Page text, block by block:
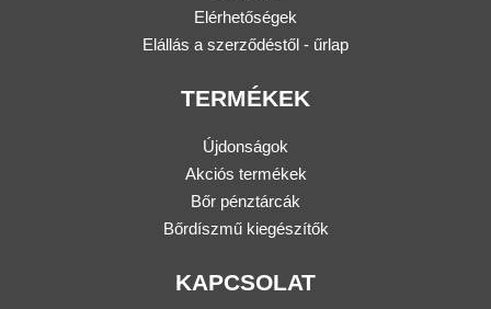
Elérhetőségek
Elállás a szerződéstől - űrlap
TERMÉKEK
Újdonságok
Akciós termékek
Bőr pénztárcák
Bőrdíszmű kiegészítők
KAPCSOLAT